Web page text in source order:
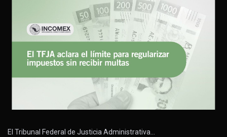
El Tribunal Federal de Justicia Administrativa…